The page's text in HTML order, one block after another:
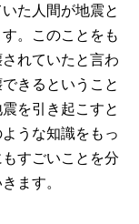
た人間が地震と
。このことをも
れていたと言わ
きるということ
を引き起こすと
うな知識をもっ
すごいことを分
ます。